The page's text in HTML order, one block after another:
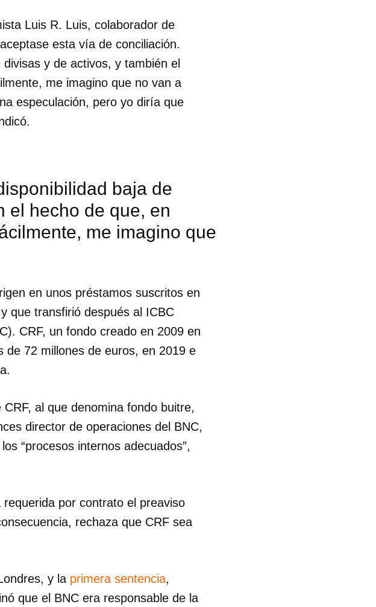
Luis R. Luis, colaborador de
esta vía de conciliación.
y de activos, y también el
me imagino que no van a
especulación, pero yo diría que
baja de
el hecho de que, en
me imagino que
en unos préstamos suscritos en
que transfirió después al ICBC
CRF, un fondo creado en 2009 en
de 72 millones de euros, en 2019 e
al que denomina fondo buitre,
director de operaciones del BNC,
“procesos internos adecuados”,
por contrato el preaviso
rechaza que CRF sea
y la primera sentencia,
que el BNC era responsable de la